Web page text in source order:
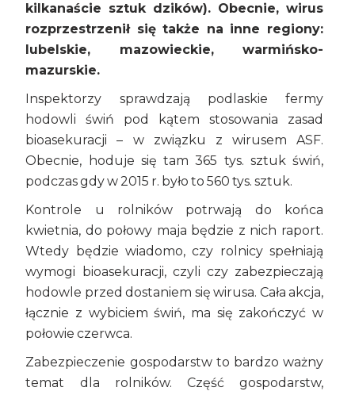
kilkanaście sztuk dzików). Obecnie, wirus
rozprzestrzenił się także na inne regiony:
lubelskie, mazowieckie, warmińsko-
mazurskie.
Inspektorzy sprawdzają podlaskie fermy
hodowli świń pod kątem stosowania zasad
bioasekuracji – w związku z wirusem ASF.
Obecnie, hoduje się tam 365 tys. sztuk świń,
podczas gdy w 2015 r. było to 560 tys. sztuk.
Kontrole u rolników potrwają do końca
kwietnia, do połowy maja będzie z nich raport.
Wtedy będzie wiadomo, czy rolnicy spełniają
wymogi bioasekuracji, czyli czy zabezpieczają
hodowle przed dostaniem się wirusa. Cała akcja,
łącznie z wybiciem świń, ma się zakończyć w
połowie czerwca.
Zabezpieczenie gospodarstw to bardzo ważny
temat dla rolników. Część gospodarstw,